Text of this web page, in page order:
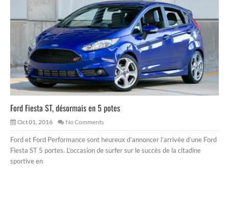
Ford Fiesta ST, désormais en 5 potes
Oct 01, 2016 No Comments
Ford et Ford Performance sont heureux d’annoncer l’arrivée d’une Ford
Fiesta ST 5 portes. L’occasion de surfer sur le succès de la citadine
sportive en